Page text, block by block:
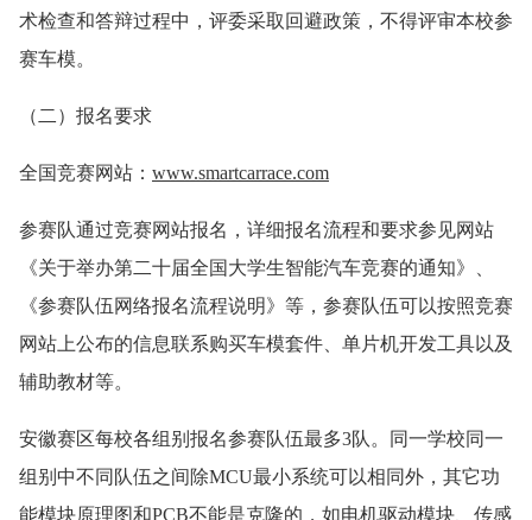
术检查和答辩过程中，评委采取回避政策，不得评审本校参
赛车模。
（二）报名要求
全国竞赛网站： www.smartcarrace.com
参赛队通过竞赛网站报名，详细报名流程和要求参见网站
《关于举办第二十届全国大学生智能汽车竞赛的通知》、
《参赛队伍网络报名流程说明》等，参赛队伍可以按照竞赛
网站上公布的信息联系购买车模套件、单片机开发工具以及
辅助教材等。
安徽赛区每校各组别报名参赛队伍最多3队。同一学校同一
组别中不同队伍之间除MCU最小系统可以相同外，其它功
能模块原理图和PCB不能是克隆的，如电机驱动模块、传感